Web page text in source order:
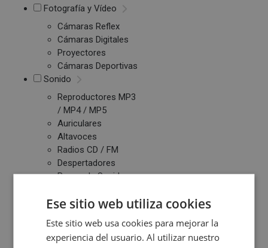
Fotografía y Vídeo
Cámaras Reflex
Cámaras Digitales
Proyectores
Cámaras Deportivas
Sonido
Reproductores MP3
/ MP4 / MP5
Auriculares
Altavoces
Radios CD / FM
Despertadores
Barras de Sonido
Inalambricos
Relojes y Pulseras
Ese sitio web utiliza cookies
Este sitio web usa cookies para mejorar la
experiencia del usuario. Al utilizar nuestro